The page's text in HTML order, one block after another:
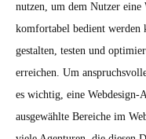
nutzen, um dem Nutzer eine
komfortabel bedient werden
gestalten, testen und
erreichen. Um
es wichtig, eine Webdesign-
ausgewählte Bereiche im